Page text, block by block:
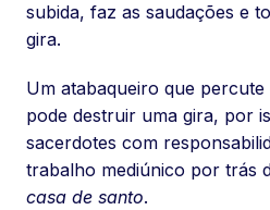
subida, faz as saudações e
gira.
Um atabaqueiro que
pode destruir uma gira, por
sacerdotes com
trabalho mediúnico por trás
casa de santo.